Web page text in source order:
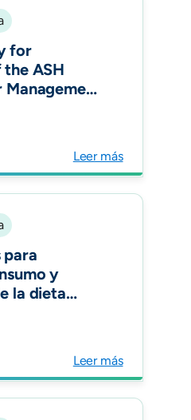
for
ASH
for the
context.
Leer más
para
y
la dieta
chil.
Santiago
Leer más